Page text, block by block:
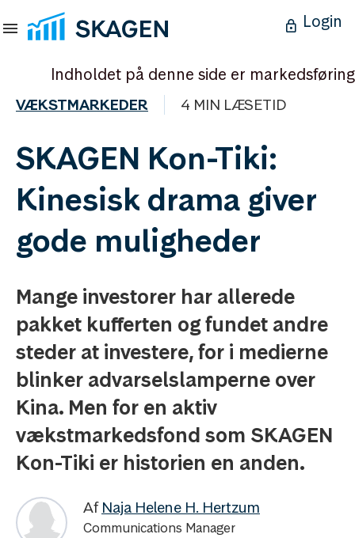
Login
Indholdet på denne side er markedsføring
VÆKSTMARKEDER 4 MIN LÆSETID
SKAGEN Kon-Tiki:
Kinesisk drama giver
gode muligheder
Mange investorer har allerede
pakket kufferten og fundet andre
steder at investere, for i medierne
blinker advarselslamperne over
Kina. Men for en aktiv
vækstmarkedsfond som SKAGEN
Kon-Tiki er historien en anden.
Af Naja Helene H. Hertzum
Communications Manager